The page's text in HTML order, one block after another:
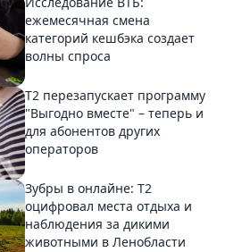
ежемесячная смена
категорий кешбэка создает
волны спроса
Т2 перезапускает программу
"Выгодно вместе" – теперь и
для абонентов других
операторов
Зубры в онлайне: Т2
оцифровал места отдыха и
наблюдения за дикими
животными в Ленобласти